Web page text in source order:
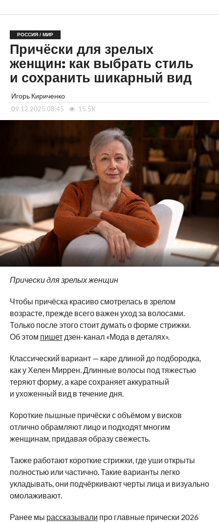
РОССИЯ / МИР
Причёски для зрелых
женщин: как выбрать стиль
и сохранить шикарный вид
Игорь Кириченко
09.12.2025 08:45 15.5K
Прически для зрелых женщин
Чтобы причёска красиво смотрелась в зрелом
возрасте, прежде всего важен уход за волосами.
Только после этого стоит думать о форме стрижки.
Об этом пишетдзен-канал «Мода в деталях».
Классический вариант — каре длиной до подбородка,
как у Хелен Миррен. Длинные волосы под тяжестью
теряют форму, а каре сохраняет аккуратный
и ухоженный вид в течение дня.
Короткие пышные причёски с объёмом у висков
отлично обрамляют лицо и подходят многим
женщинам, придавая образу свежесть.
Также работают короткие стрижки, где уши открыты
полностью или частично. Такие варианты легко
укладывать, они подчёркивают черты лица и визуально
омолаживают.
Ранее мы рассказывали про главные прически 2026